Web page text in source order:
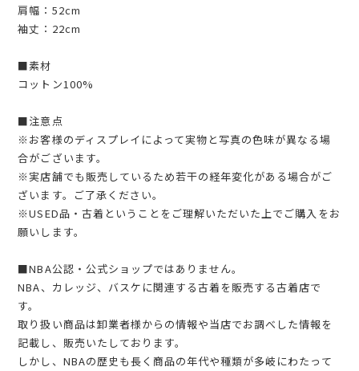
肩幅：52cm
袖丈：22cm
■素材
コットン100%
■注意点
※お客様のディスプレイによって実物と写真の色味が異なる場
合がございます。
※実店舗でも販売しているため若干の経年変化がある場合がご
ざいます。ご了承ください。
※USED品・古着ということをご理解いただいた上でご購入をお
願いします。
■NBA公認・公式ショップではありません。
NBA、カレッジ、バスケに関連する古着を販売する古着店で
す。
取り扱い商品は卸業者様からの情報や当店でお調べした情報を
記載し、販売いたしております。
しかし、NBAの歴史も長く商品の年代や種類が多岐にわたって